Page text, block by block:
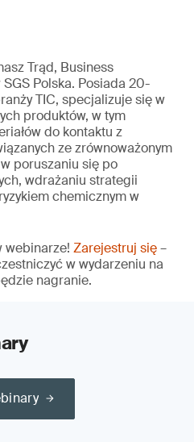
Trąd, Business
Polska. Posiada 20-
TIC, specjalizuje się w
produktów, w tym
do kontaktu z
ze zrównoważonym
poruszaniu się po
wdrażaniu strategii
chemicznym w
webinarze! Zarejestruj się–
w wydarzeniu na
nagranie.